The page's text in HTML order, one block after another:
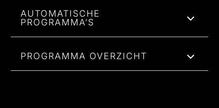
AUTOMATISCHE
PROGRAMMA’S
PROGRAMMA OVERZICHT